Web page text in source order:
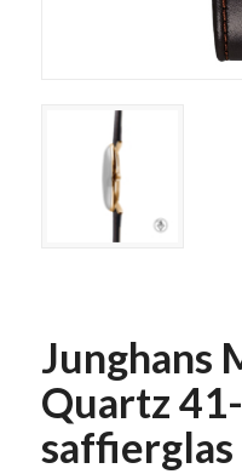
Junghans
Quartz
saffierglas